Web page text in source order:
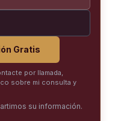
Gratis
por llamada,
sobre mi consulta y
su información.